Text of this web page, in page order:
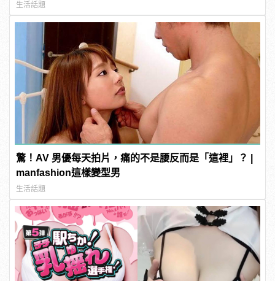
生活話題
驚！AV 男優每天拍片，痛的不是腰反而是「這裡」？ |
manfashion這樣變型男
生活話題